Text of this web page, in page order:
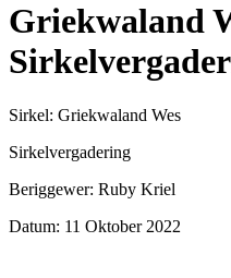
Griekwaland
Sirkel: Griekwaland Wes
Sirkelvergadering
Beriggewer: Ruby Kriel
Datum: 11 Oktober 2022